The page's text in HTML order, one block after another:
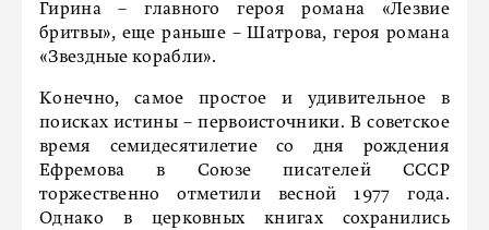
Гирина – главного героя романа «Лезвие
бритвы», еще раньше – Шатрова, героя романа
«Звездные корабли».
Конечно, самое простое и удивительное в
поисках истины – первоисточники. В советское
время семидесятилетие со дня рождения
Ефремова в Союзе писателей СССР
торжественно отметили весной 1977 года.
Однако в церковных книгах сохранились